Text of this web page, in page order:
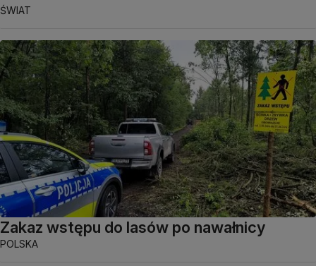
ŚWIAT
Zakaz wstępu do lasów po nawałnicy
POLSKA